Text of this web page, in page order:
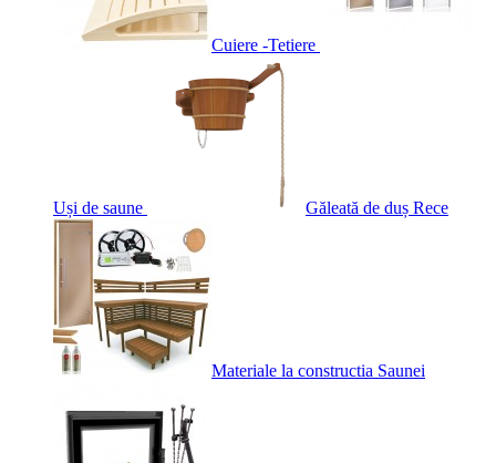
Cuiere -Tetiere
Uși de saune Găleată de duș Rece
Materiale la constructia Saunei